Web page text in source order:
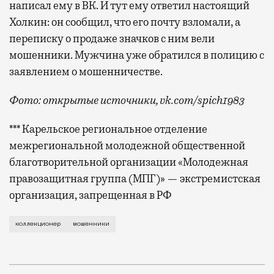
написал ему в ВК. И тут ему ответил настоящий
Холкин: он сообщил, что его почту взломали, а
переписку о продаже значков с ним вели
мошенники. Мужчина уже обратился в полицию с
заявлением о мошенничестве.
Фото: открытые источники, vk.com/spich1983
*** Карельское региональное отделение
межрегиональной молодежной общественной
благотворительной организации «Молодежная
правозащитная группа (МПГ)» — экстремистская
организация, запрещенная в РФ
коллекционер мошенники